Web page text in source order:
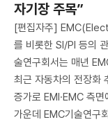
자기장 주목”
[편집자주]
를 비롯한 SI/PI 등의
술연구회서는 매년
최근 자동차의 전장화
증가로 EMI·EMC 측
가운데 EMC기술연구